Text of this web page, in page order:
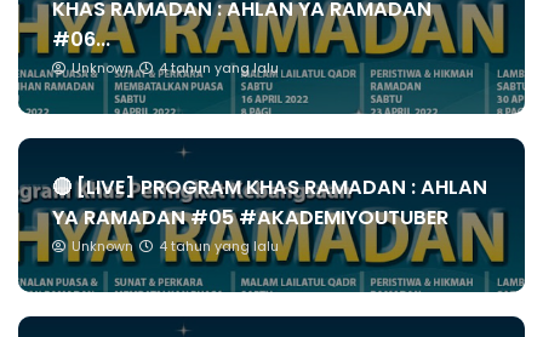
KHAS RAMADAN : AHLAN YA RAMADAN
#06...
Unknown 4 tahun yang lalu
🔴 [LIVE] PROGRAM KHAS RAMADAN : AHLAN
YA RAMADAN #05 #AKADEMIYOUTUBER
Unknown 4 tahun yang lalu